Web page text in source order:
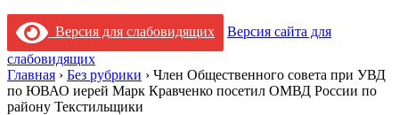
Версия для слабовидящих
Версия сайта для
слабовидящих
Главная › Без рубрики › Член Общественного совета при УВД
по ЮВАО иерей Марк Кравченко посетил ОМВД России по
району Текстильщики